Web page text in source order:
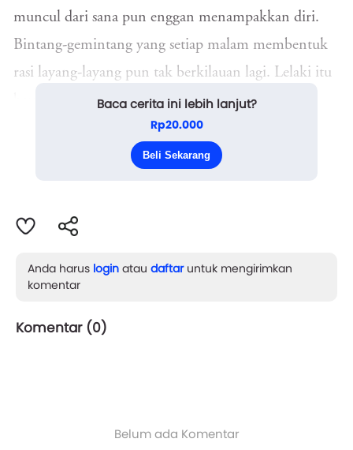
muncul dari sana pun enggan menampakkan diri.
Bintang-gemintang yang setiap malam membentuk
rasi layang-layang pun tak berkilauan lagi. Lelaki itu
baru saja pulang dari kantornya yang berada di
pinggiran kota. Sudah setahun ini ia diterima kerja
sebagai kurator sastra di sebuah penerbitan buku
Baca cerita ini lebih lanjut?
Rp20.000
Beli Sekarang
Anda harus login atau daftaruntuk mengirimkan
komentar
Komentar (0)
Belum ada Komentar